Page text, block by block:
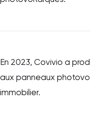
En 2023, Covivio a
aux panneaux
immobilier.